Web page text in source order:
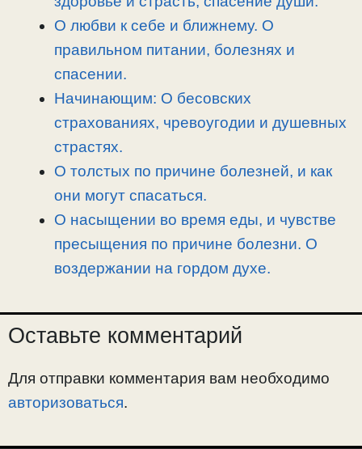
О любви к себе и ближнему. О
правильном питании, болезнях и
спасении.
Начинающим: О бесовских
страхованиях, чревоугодии и душевных
страстях.
О толстых по причине болезней, и как
они могут спасаться.
О насыщении во время еды, и чувстве
пресыщения по причине болезни. О
воздержании на гордом духе.
Оставьте комментарий
Для отправки комментария вам необходимо
авторизоваться.